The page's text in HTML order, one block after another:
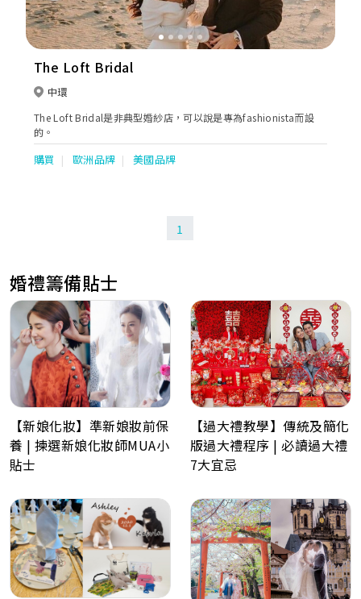
The Loft Bridal
中環
The Loft Bridal是非典型婚紗店，可以說是專為fashionista而設
的。
購買 歐洲品牌 美國品牌
1
婚禮籌備貼士
【新娘化妝】準新娘妝前保
養 | 揀選新娘化妝師MUA小
貼士
【過大禮教學】傳統及簡化
版過大禮程序 | 必讀過大禮
7大宜忌